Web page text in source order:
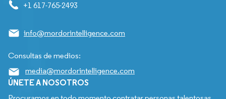
+1 617-765-2493
info@mordorintelligence.com
Consultas de medios:
media@mordorintelligence.com
ÚNETE A NOSOTROS